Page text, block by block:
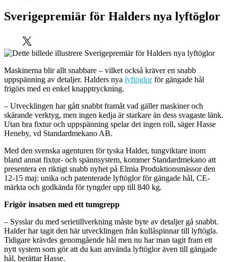
Sverigepremiär för Halders nya lyftöglor
Maskinerna blir allt snabbare – vilket också kräver en snabb
uppspänning av detaljer. Halders nya lyftöglorför gängade hål
frigörs med en enkel knapptryckning.
– Utvecklingen har gått snabbt framåt vad gäller maskiner och
skärande verktyg, men ingen kedja är starkare än dess svagaste länk.
Utan bra fixtur och uppspänning spelar det ingen roll, säger Hasse
Heneby, vd Standardmekano AB.
Med den svenska agenturen för tyska Halder, tungviktare inom
bland annat fixtur- och spännsystem, kommer Standardmekano att
presentera en riktigt snabb nyhet på Elmia Produktionsmässor den
12-15 maj: unika och patenterade lyftöglor för gängade hål, CE-
märkta och godkända för tyngder upp till 840 kg.
Frigör insatsen med ett tumgrepp
– Sysslar du med serietillverkning måste byte av detaljer gå snabbt.
Halder har tagit den här utvecklingen från kullåspinnar till lyftögla.
Tidigare krävdes genomgående hål men nu har man tagit fram ett
nytt system som gör att du kan använda lyftöglor även till gängade
hål, berättar Hasse.